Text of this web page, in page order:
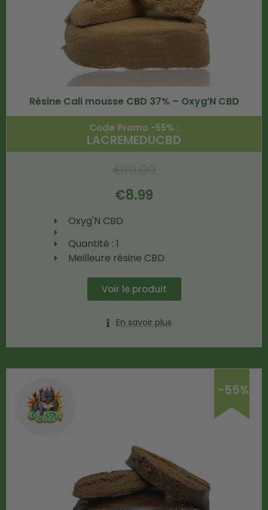
Résine Cali mousse CBD 37% – Oxyg’N CBD
Code Promo -55% :
LACREMEDUCBD
€8.99
Oxyg'N CBD
Quantité : 1
Meilleure résine CBD
Voir le produit
En savoir plus
-55%